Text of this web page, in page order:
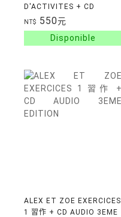
D'ACTIVITES + CD
NT$ 550元
ALEX ET ZOE EXERCICES
1 習作 + CD AUDIO 3EME